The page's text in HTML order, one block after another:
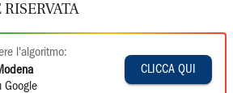
l'algoritmo:
Google
CLICCA QUI